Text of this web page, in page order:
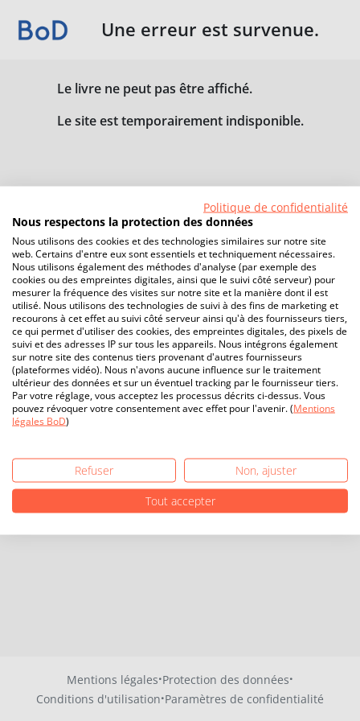
Une erreur est survenue.
Le livre ne peut pas être affiché.
Le site est temporairement indisponible.
Mentions légales·Protection des données·
Conditions d'utilisation·Paramètres de confidentialité
Politique de confidentialité
Nous respectons la protection des données
Nous utilisons des cookies et des technologies similaires sur notre site
web. Certains d'entre eux sont essentiels et techniquement nécessaires.
Nous utilisons également des méthodes d'analyse (par exemple des
cookies ou des empreintes digitales, ainsi que le suivi côté serveur) pour
mesurer la fréquence des visites sur notre site et la manière dont il est
utilisé. Nous utilisons des technologies de suivi à des fins de marketing et
recourons à cet effet au suivi côté serveur ainsi qu'à des fournisseurs tiers,
ce qui permet d'utiliser des cookies, des empreintes digitales, des pixels de
suivi et des adresses IP sur tous les appareils. Nous intégrons également
sur notre site des contenus tiers provenant d'autres fournisseurs
(plateformes vidéo). Nous n'avons aucune influence sur le traitement
ultérieur des données et sur un éventuel tracking par le fournisseur tiers.
Par votre réglage, vous acceptez les processus décrits ci-dessus. Vous
pouvez révoquer votre consentement avec effet pour l'avenir. (Mentions
légales BoD)
Refuser
Non, ajuster
Tout accepter